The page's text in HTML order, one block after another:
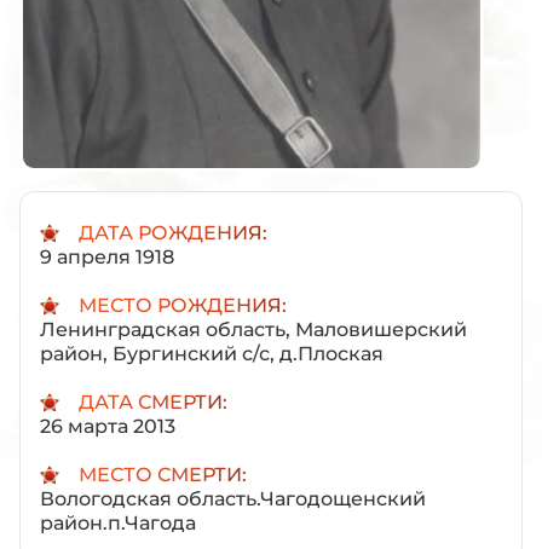
ДАТА РОЖДЕНИЯ:
9 апреля 1918
МЕСТО РОЖДЕНИЯ:
Ленинградская область, Маловишерский
район, Бургинский с/с, д.Плоская
ДАТА СМЕРТИ:
26 марта 2013
МЕСТО СМЕРТИ:
Вологодская область.Чагодощенский
район.п.Чагода